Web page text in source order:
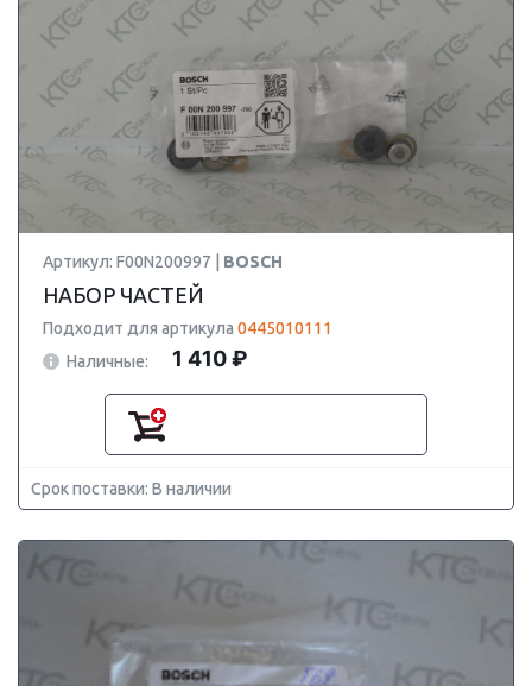
Артикул: F00N200997 | BOSCH
НАБОР ЧАСТЕЙ
Подходит для артикула 0445010111
Наличные:
1 410 ₽
Срок поставки: В наличии